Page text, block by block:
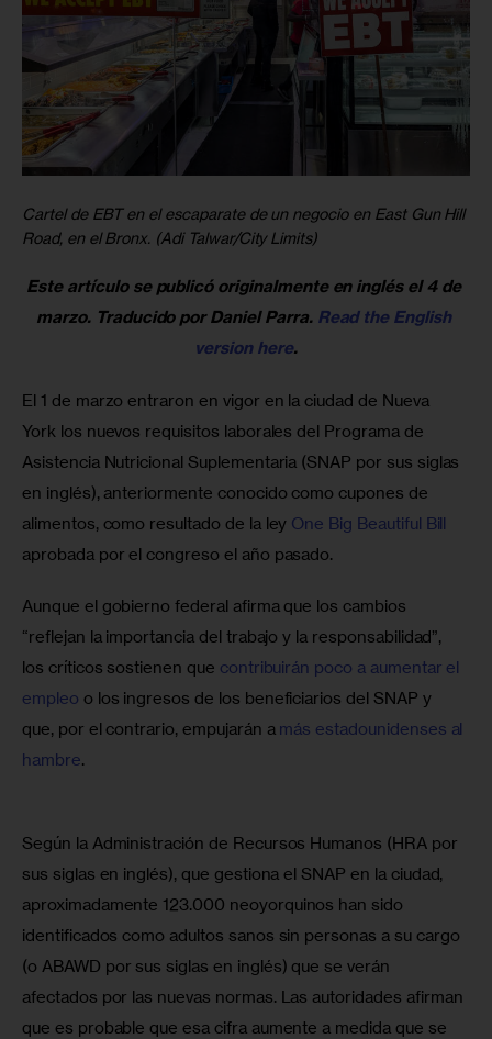
Cartel de EBT en el escaparate de un negocio en East Gun Hill
Road, en el Bronx. (Adi Talwar/City Limits)
Este artículo se publicó originalmente en inglés el 4 de
marzo. Traducido por Daniel Parra. Read the English
version here.
El 1 de marzo entraron en vigor en la ciudad de Nueva
York los nuevos requisitos laborales del Programa de
Asistencia Nutricional Suplementaria (SNAP por sus siglas
en inglés), anteriormente conocido como cupones de
alimentos, como resultado de la ley One Big Beautiful Bill
aprobada por el congreso el año pasado.
Aunque el gobierno federal afirma que los cambios
“reflejan la importancia del trabajo y la responsabilidad”,
los críticos sostienen que contribuirán poco a aumentar el
empleo o los ingresos de los beneficiarios del SNAP y
que, por el contrario, empujarán a más estadounidenses al
hambre.
Según la Administración de Recursos Humanos (HRA por
sus siglas en inglés), que gestiona el SNAP en la ciudad,
aproximadamente 123.000 neoyorquinos han sido
identificados como adultos sanos sin personas a su cargo
(o ABAWD por sus siglas en inglés) que se verán
afectados por las nuevas normas. Las autoridades afirman
que es probable que esa cifra aumente a medida que se